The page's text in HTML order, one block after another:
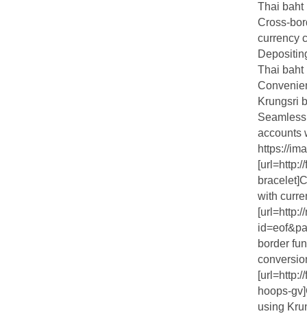
Thai baht
Cross-
currency
Thai baht
Krungsri
accounts
https://
with
border
hoops-
using